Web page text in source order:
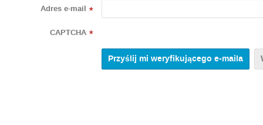
Adres e-mail *
CAPTCHA *